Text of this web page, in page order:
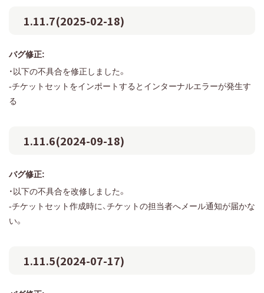
1.11.7(2025-02-18)
バグ修正:
・以下の不具合を修正しました。
-チケットセットをインポートするとインターナルエラーが発生す
る
1.11.6(2024-09-18)
バグ修正:
・以下の不具合を改修しました。
-チケットセット作成時に、チケットの担当者へメール通知が届かな
い。
1.11.5(2024-07-17)